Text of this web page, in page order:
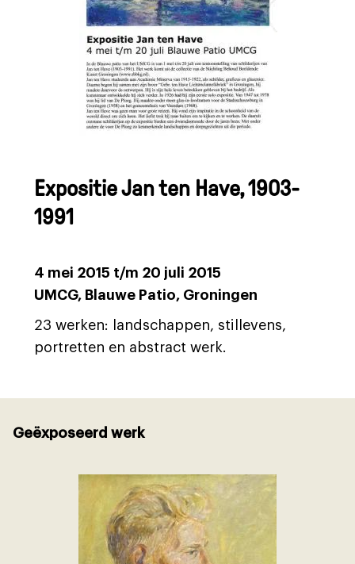
Expositie Jan ten Have, 1903-
1991
4 mei 2015 t/m 20 juli 2015
UMCG, Blauwe Patio, Groningen
23 werken: landschappen, stillevens,
portretten en abstract werk.
Geëxposeerd werk